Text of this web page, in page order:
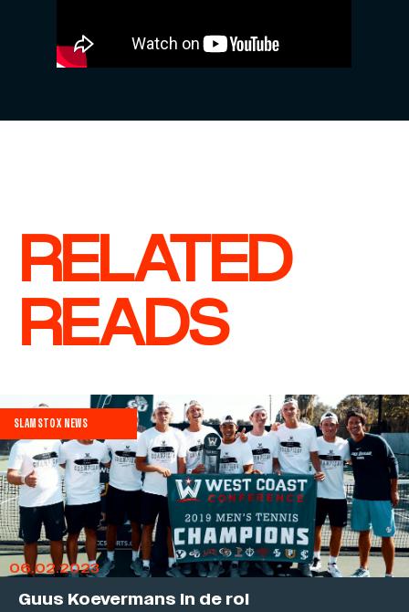
RELATED
READS
SLAMSTOX NEWS
06.02.2023
Guus Koevermans in de rol